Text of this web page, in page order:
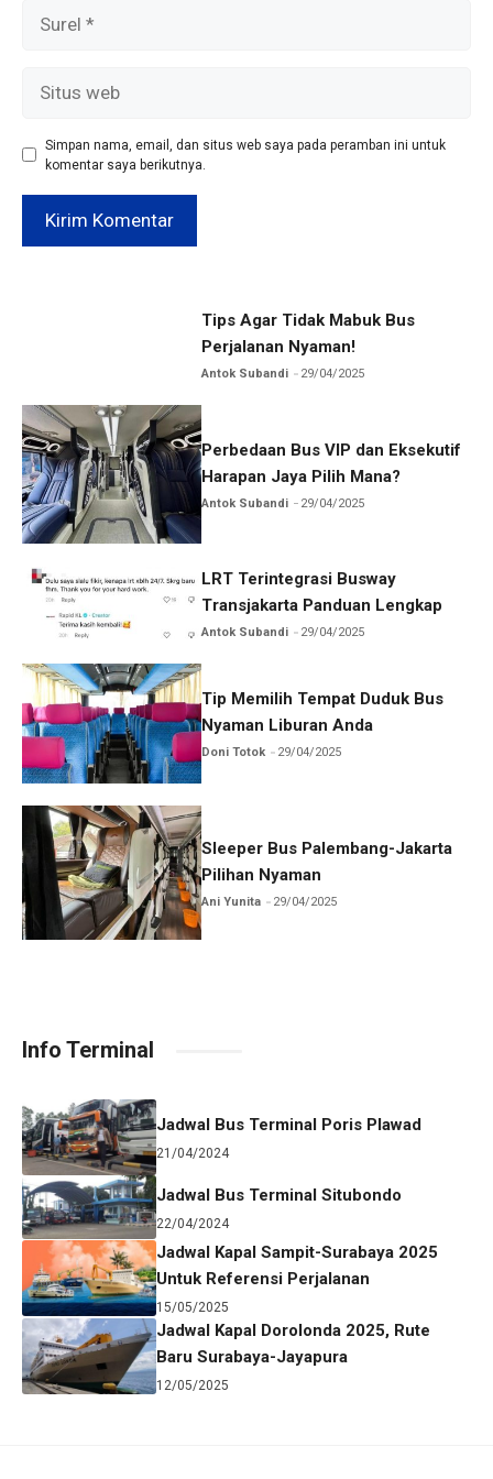
web
Simpan nama, email, dan situs web saya pada peramban ini untuk
komentar saya berikutnya.
Tips Agar Tidak Mabuk Bus
Perjalanan Nyaman!
Antok Subandi 29/04/2025
Perbedaan Bus VIP dan Eksekutif
Harapan Jaya Pilih Mana?
Antok Subandi 29/04/2025
LRT Terintegrasi Busway
Transjakarta Panduan Lengkap
Antok Subandi 29/04/2025
Tip Memilih Tempat Duduk Bus
Nyaman Liburan Anda
Doni Totok 29/04/2025
Sleeper Bus Palembang-Jakarta
Pilihan Nyaman
Ani Yunita 29/04/2025
Info Terminal
Jadwal Bus Terminal Poris Plawad
21/04/2024
Jadwal Bus Terminal Situbondo
22/04/2024
Jadwal Kapal Sampit-Surabaya 2025
Untuk Referensi Perjalanan
15/05/2025
Jadwal Kapal Dorolonda 2025, Rute
Baru Surabaya-Jayapura
12/05/2025